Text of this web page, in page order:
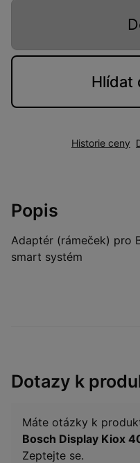
Hlídat
Historie ceny
Popis
Adaptér (rámeček) pro
smart systém
Dotazy k
Máte otázky k
Bosch Display Kiox
Zeptejte se.